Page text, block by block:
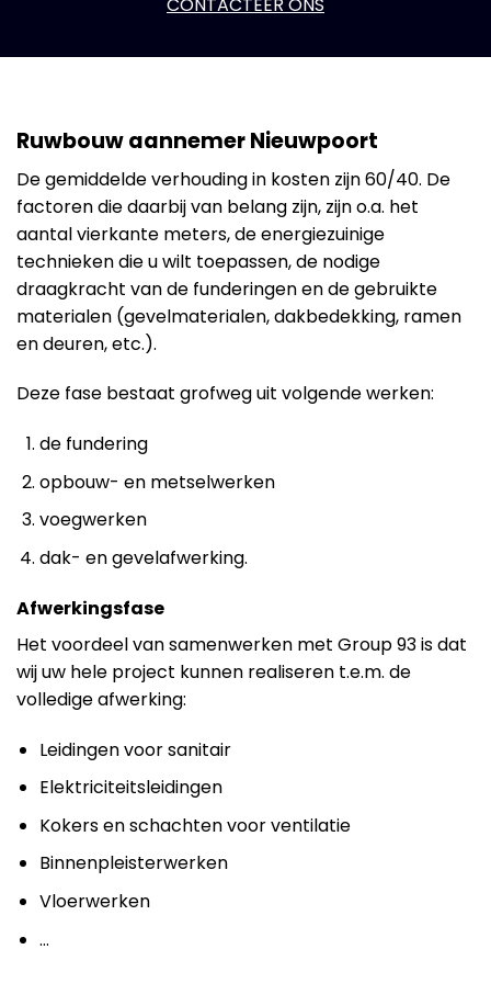
Ruwbouw aannemer Nieuwpoort
De gemiddelde verhouding in kosten zijn 60/40. De
factoren die daarbij van belang zijn, zijn o.a. het
aantal vierkante meters, de energiezuinige
technieken die u wilt toepassen, de nodige
draagkracht van de funderingen en de gebruikte
materialen (gevelmaterialen, dakbedekking, ramen
en deuren, etc.).
Deze fase bestaat grofweg uit volgende werken:
de fundering
opbouw- en metselwerken
voegwerken
dak- en gevelafwerking.
Afwerkingsfase
Het voordeel van samenwerken met Group 93 is dat
wij uw hele project kunnen realiseren t.e.m. de
volledige afwerking:
Leidingen voor sanitair
Elektriciteitsleidingen
Kokers en schachten voor ventilatie
Binnenpleisterwerken
Vloerwerken
…